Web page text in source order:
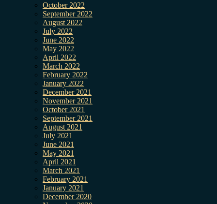
October 2022
September 2022
August 2022
July 2022
June 2022
May 2022
April 2022
March 2022
February 2022
January 2022
December 2021
November 2021
October 2021
September 2021
August 2021
July 2021
June 2021
May 2021
April 2021
March 2021
February 2021
January 2021
December 2020